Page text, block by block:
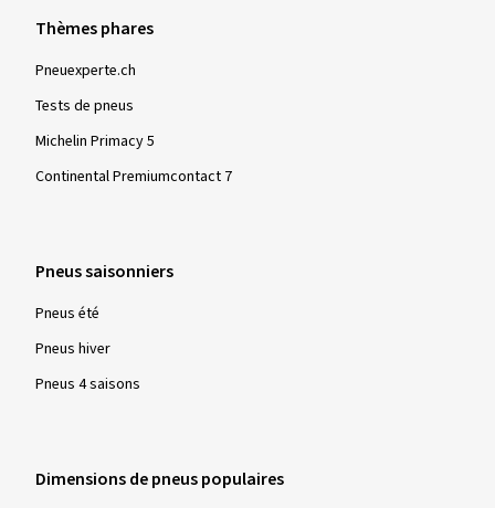
Thèmes phares
Pneuexperte.ch
Tests de pneus
Michelin Primacy 5
Continental Premiumcontact 7
Pneus saisonniers
Pneus été
Pneus hiver
Pneus 4 saisons
Dimensions de pneus populaires